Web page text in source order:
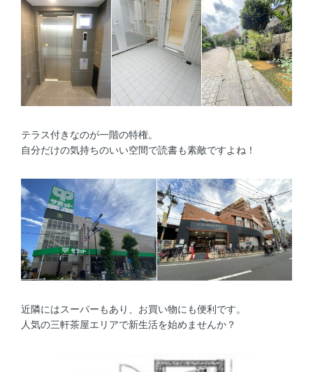
テラス付きなのが一階の特権。
自分だけの気持ちのいい空間で読書も素敵ですよね！
近隣にはスーパーもあり、お買い物にも便利です。
人気の三軒茶屋エリアで新生活を始めませんか？